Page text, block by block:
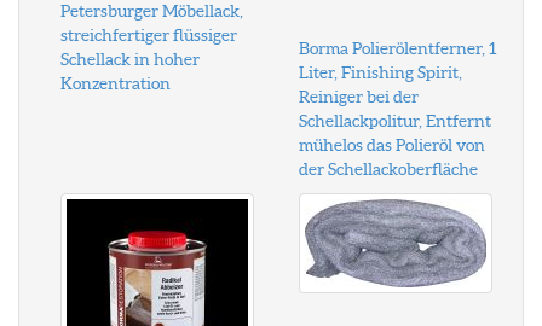
Petersburger Möbellack,
streichfertiger flüssiger
Schellack in hoher
Konzentration
Borma Polierölentferner, 1
Liter, Finishing Spirit,
Reiniger bei der
Schellackpolitur, Entfernt
mühelos das Polieröl von
der Schellackoberfläche